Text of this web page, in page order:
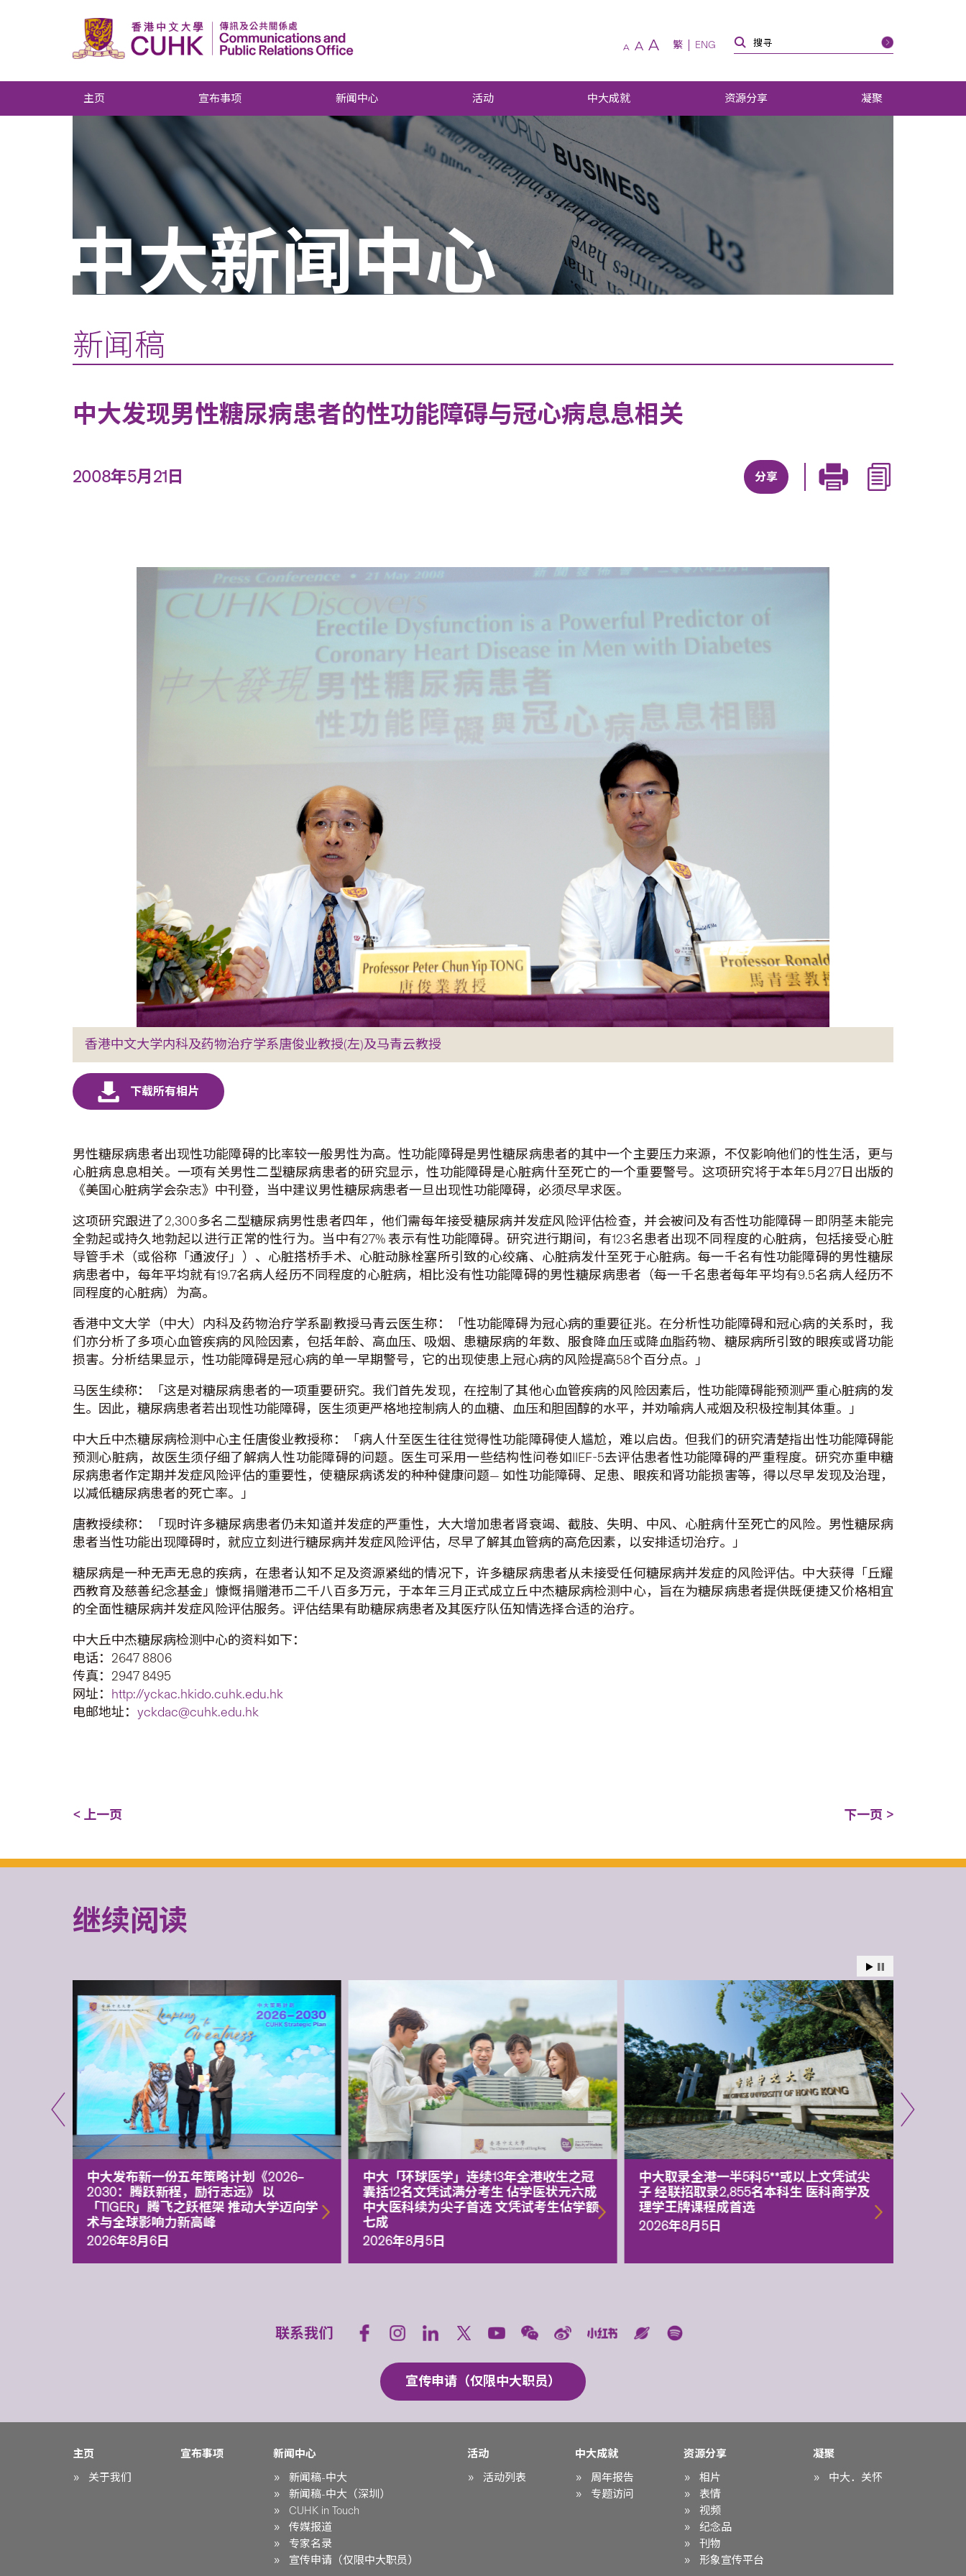
A A A 繁 ENG
主页 宣布事项 新闻中心 活动 中大成就 资源分享 凝聚
中大新闻中心
新闻稿
中大发现男性糖尿病患者的性功能障碍与冠心病息息相关
2008年5月21日 分享
香港中文大学内科及药物治疗学系唐俊业教授(左)及马青云教授
男性糖尿病患者出现性功能障碍的比率较一般男性为高。性功能障碍是男性糖尿病患者的其中一个主要压力来源，不仅影响他们的性生活，更与
心脏病息息相关。一项有关男性二型糖尿病患者的研究显示，性功能障碍是心脏病什至死亡的一个重要警号。这项研究将于本年5月27日出版的
《美国心脏病学会杂志》中刊登，当中建议男性糖尿病患者一旦出现性功能障碍，必须尽早求医。
这项研究跟进了2,300多名二型糖尿病男性患者四年，他们需每年接受糖尿病并发症风险评估检查，并会被问及有否性功能障碍－即阴茎未能完
全勃起或持久地勃起以进行正常的性行为。当中有27% 表示有性功能障碍。研究进行期间，有123名患者出现不同程度的心脏病，包括接受心脏
导管手术（或俗称「通波仔」）、心脏搭桥手术、心脏动脉栓塞所引致的心绞痛、心脏病发什至死于心脏病。每一千名有性功能障碍的男性糖尿
病患者中，每年平均就有19.7名病人经历不同程度的心脏病，相比没有性功能障碍的男性糖尿病患者（每一千名患者每年平均有9.5名病人经历不
同程度的心脏病）为高。
香港中文大学（中大）内科及药物治疗学系副教授马青云医生称：「性功能障碍为冠心病的重要征兆。在分析性功能障碍和冠心病的关系时，我
们亦分析了多项心血管疾病的风险因素，包括年龄、高血压、吸烟、患糖尿病的年数、服食降血压或降血脂药物、糖尿病所引致的眼疾或肾功能
损害。分析结果显示，性功能障碍是冠心病的单一早期警号，它的出现使患上冠心病的风险提高58个百分点。」
马医生续称：「这是对糖尿病患者的一项重要研究。我们首先发现，在控制了其他心血管疾病的风险因素后，性功能障碍能预测严重心脏病的发
生。因此，糖尿病患者若出现性功能障碍，医生须更严格地控制病人的血糖、血压和胆固醇的水平，并劝喻病人戒烟及积极控制其体重。」
中大丘中杰糖尿病检测中心主任唐俊业教授称：「病人什至医生往往觉得性功能障碍使人尴尬，难以启齿。但我们的研究清楚指出性功能障碍能
预测心脏病，故医生须仔细了解病人性功能障碍的问题。医生可采用一些结构性问卷如IIEF-5去评估患者性功能障碍的严重程度。研究亦重申糖
尿病患者作定期并发症风险评估的重要性，使糖尿病诱发的种种健康问题— 如性功能障碍、足患、眼疾和肾功能损害等，得以尽早发现及治理，
以减低糖尿病患者的死亡率。」
唐教授续称：「现时许多糖尿病患者仍未知道并发症的严重性，大大增加患者肾衰竭、截肢、失明、中风、心脏病什至死亡的风险。男性糖尿病
患者当性功能出现障碍时，就应立刻进行糖尿病并发症风险评估，尽早了解其血管病的高危因素，以安排适切治疗。」
糖尿病是一种无声无息的疾病，在患者认知不足及资源紧绌的情况下，许多糖尿病患者从未接受任何糖尿病并发症的风险评估。中大获得「丘耀
西教育及慈善纪念基金」慷慨捐赠港币二千八百多万元，于本年三月正式成立丘中杰糖尿病检测中心，旨在为糖尿病患者提供既便捷又价格相宜
的全面性糖尿病并发症风险评估服务。评估结果有助糖尿病患者及其医疗队伍知情选择合适的治疗。
中大丘中杰糖尿病检测中心的资料如下：
电话：2647 8806
传真：2947 8495
网址： http://yckac.hkido.cuhk.edu.hk
电邮地址： yckdac@cuhk.edu.hk
< 上一页 下一页 >
继续阅读
中大发布新一份五年策略计划《2026‒
2030：腾跃新程，励行志远》 以
「TIGER」腾飞之跃框架 推动大学迈向学
术与全球影响力新高峰
2026年8月6日
中大「环球医学」连续13年全港收生之冠
囊括12名文凭试满分考生 佔学医状元六成
中大医科续为尖子首选 文凭试考生佔学额
七成
2026年8月5日
中大取录全港一半5科5**或以上文凭试尖
子 经联招取录2,855名本科生 医科商学及
理学王牌课程成首选
2026年8月5日
联系我们
宣传申请（仅限中大职员）
主页
关于我们
宣布事项
新闻中心
新闻稿-中大
新闻稿-中大（深圳）
CUHK in Touch
传媒报道
专家名录
宣传申请（仅限中大职员）
活动
活动列表
中大成就
周年报告
专题访问
资源分享
相片
表情
视频
纪念品
刊物
形象宣传平台
凝聚
中大．关怀